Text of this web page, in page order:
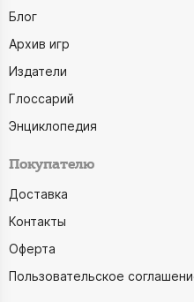
Блог
Архив игр
Издатели
Глоссарий
Энциклопедия
Покупателю
Доставка
Контакты
Оферта
Пользовательское